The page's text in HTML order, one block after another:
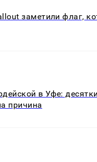
заметили флаг,
в Уфе:
причина